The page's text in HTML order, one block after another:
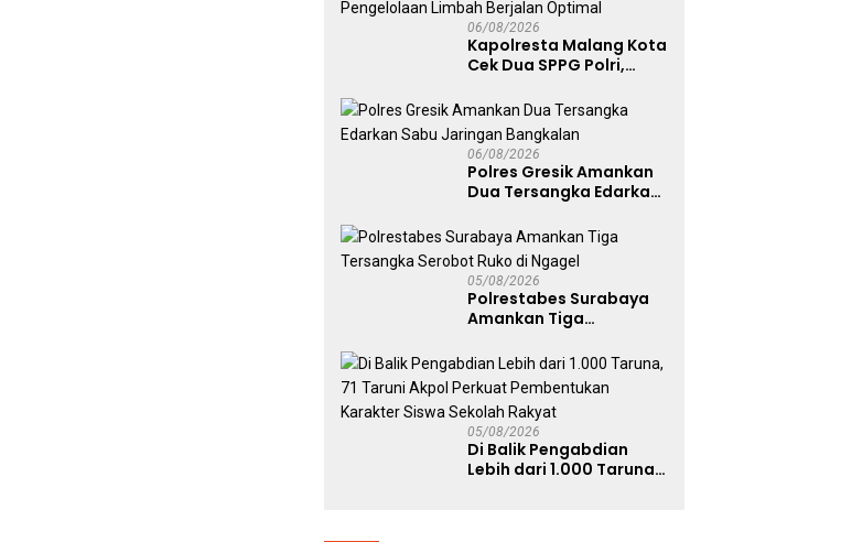
06/08/2026
Kapolresta Malang Kota
Cek Dua SPPG Polri,
Pemenuhan Gizi dan
Pengelolaan Limbah
Berjalan Optimal
06/08/2026
Polres Gresik Amankan
Dua Tersangka Edarkan
Bangkalan
05/08/2026
Polrestabes Surabaya
Amankan Tiga
Ruko di Ngagel
05/08/2026
Di Balik Pengabdian
Lebih dari 1.000 Taruna,